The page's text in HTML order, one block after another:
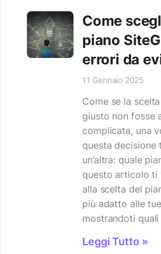
Come
piano
errori da
11 Gennaio 2025
Come se la
giusto non fosse
complicata, una
questa decisione
un’altra: quale
questo articolo ti
alla scelta del
più adatto alle
mostrandoti quali
Leggi Tutto »